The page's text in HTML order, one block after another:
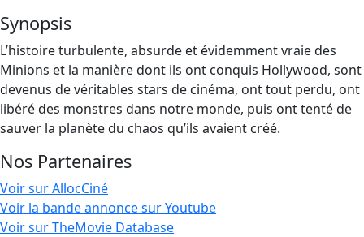
Synopsis
L’histoire turbulente, absurde et évidemment vraie des
Minions et la manière dont ils ont conquis Hollywood, sont
devenus de véritables stars de cinéma, ont tout perdu, ont
libéré des monstres dans notre monde, puis ont tenté de
sauver la planète du chaos qu’ils avaient créé.
Nos Partenaires
Voir sur AllocCiné
Voir la bande annonce sur Youtube
Voir sur TheMovie Database